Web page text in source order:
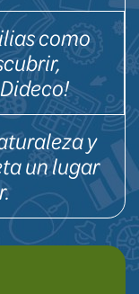
como
y
un lugar